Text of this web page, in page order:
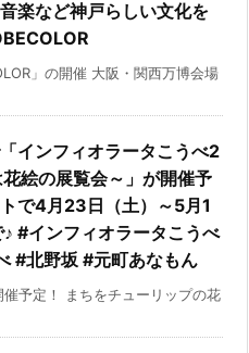
楽など神戸らしい文化を
」の開催 大阪・関西万博会場
インフィオラータこうべ2
絵の展覧会～」が開催予
で4月23日（土）～5月1
♪ #インフィオラータこうべ
#北野坂 #元町あなもん
予定！ まちをチューリップの花